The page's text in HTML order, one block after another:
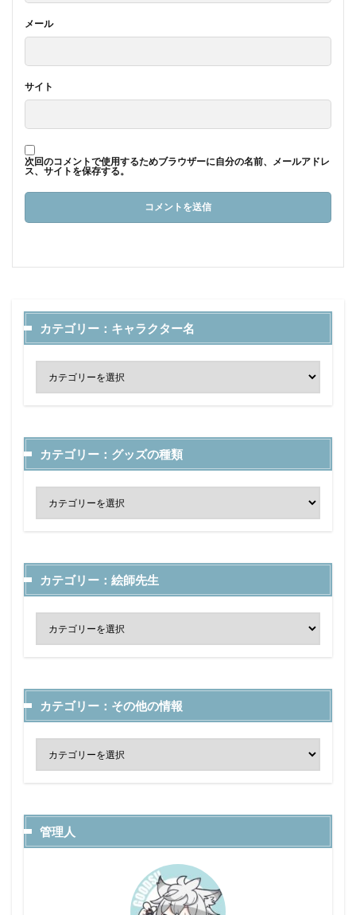
メール
サイト
次回のコメントで使用するためブラウザーに自分の名前、メールアドレ
ス、サイトを保存する。
カテゴリー：キャラクター名
カテゴリー：グッズの種類
カテゴリー：絵師先生
カテゴリー：その他の情報
管理人